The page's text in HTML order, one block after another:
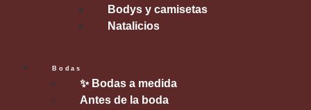
Bodys y camisetas
Natalicios
Bodas
✨ Bodas a medida
Antes de la boda